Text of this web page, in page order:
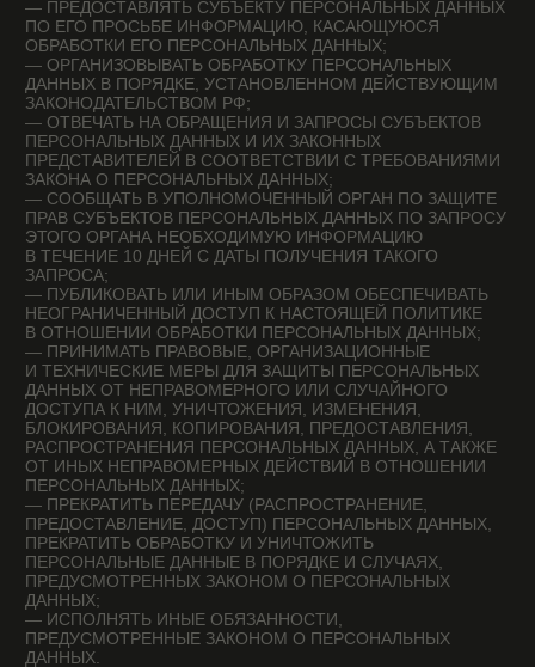
ИЛИ В СУДЕБНОМ ПОРЯДКЕ НЕПРАВОМЕРНЫЕ ДЕЙСТВИЯ
ИЛИ БЕЗДЕЙСТВИЕ ОПЕРАТОРА ПРИ ОБРАБОТКЕ ЕГО
ПЕРСОНАЛЬНЫХ ДАННЫХ;
— НА ОСУЩЕСТВЛЕНИЕ ИНЫХ ПРАВ, ПРЕДУСМОТРЕННЫХ
ЗАКОНОДАТЕЛЬСТВОМ РФ.
4.2. СУБЪЕКТЫ ПЕРСОНАЛЬНЫХ ДАННЫХ ОБЯЗАНЫ:
— ПРЕДОСТАВЛЯТЬ ОПЕРАТОРУ ДОСТОВЕРНЫЕ ДАННЫЕ
О СЕБЕ;
— СООБЩАТЬ ОПЕРАТОРУ ОБ УТОЧНЕНИИ
(ОБНОВЛЕНИИ, ИЗМЕНЕНИИ) СВОИХ ПЕРСОНАЛЬНЫХ
ДАННЫХ.
4.3. ЛИЦА, ПЕРЕДАВШИЕ ОПЕРАТОРУ НЕДОСТОВЕРНЫЕ
СВЕДЕНИЯ О СЕБЕ, ЛИБО СВЕДЕНИЯ О ДРУГОМ
СУБЪЕКТЕ ПЕРСОНАЛЬНЫХ ДАННЫХ БЕЗ СОГЛАСИЯ
ПОСЛЕДНЕГО, НЕСУТ ОТВЕТСТВЕННОСТЬ
В СООТВЕТСТВИИ С ЗАКОНОДАТЕЛЬСТВОМ РФ.
5. ПРИНЦИПЫ ОБРАБОТКИ ПЕРСОНАЛЬНЫХ ДАННЫХ
5.1. ОБРАБОТКА ПЕРСОНАЛЬНЫХ ДАННЫХ
ОСУЩЕСТВЛЯЕТСЯ НА ЗАКОННОЙ И СПРАВЕДЛИВОЙ
ОСНОВЕ.
5.2. ОБРАБОТКА ПЕРСОНАЛЬНЫХ ДАННЫХ
ОГРАНИЧИВАЕТСЯ ДОСТИЖЕНИЕМ КОНКРЕТНЫХ,
ЗАРАНЕЕ ОПРЕДЕЛЕННЫХ И ЗАКОННЫХ ЦЕЛЕЙ.
НЕ ДОПУСКАЕТСЯ ОБРАБОТКА ПЕРСОНАЛЬНЫХ ДАННЫХ,
НЕСОВМЕСТИМАЯ С ЦЕЛЯМИ СБОРА ПЕРСОНАЛЬНЫХ
ДАННЫХ.
5.3. НЕ ДОПУСКАЕТСЯ ОБЪЕДИНЕНИЕ БАЗ ДАННЫХ,
СОДЕРЖАЩИХ ПЕРСОНАЛЬНЫЕ ДАННЫЕ, ОБРАБОТКА
КОТОРЫХ ОСУЩЕСТВЛЯЕТСЯ В ЦЕЛЯХ,
НЕСОВМЕСТИМЫХ МЕЖДУ СОБОЙ.
5.4. ОБРАБОТКЕ ПОДЛЕЖАТ ТОЛЬКО ПЕРСОНАЛЬНЫЕ
ДАННЫЕ, КОТОРЫЕ ОТВЕЧАЮТ ЦЕЛЯМ ИХ ОБРАБОТКИ.
5.5. СОДЕРЖАНИЕ И ОБЪЕМ ОБРАБАТЫВАЕМЫХ
ПЕРСОНАЛЬНЫХ ДАННЫХ СООТВЕТСТВУЮТ
ЗАЯВЛЕННЫМ ЦЕЛЯМ ОБРАБОТКИ. НЕ ДОПУСКАЕТСЯ
ИЗБЫТОЧНОСТЬ ОБРАБАТЫВАЕМЫХ ПЕРСОНАЛЬНЫХ
ДАННЫХ ПО ОТНОШЕНИЮ К ЗАЯВЛЕННЫМ ЦЕЛЯМ
ИХ ОБРАБОТКИ.
5.6. ПРИ ОБРАБОТКЕ ПЕРСОНАЛЬНЫХ ДАННЫХ
ОБЕСПЕЧИВАЕТСЯ ТОЧНОСТЬ ПЕРСОНАЛЬНЫХ ДАННЫХ,
ИХ ДОСТАТОЧНОСТЬ, А В НЕОБХОДИМЫХ СЛУЧАЯХ
И АКТУАЛЬНОСТЬ ПО ОТНОШЕНИЮ К ЦЕЛЯМ ОБРАБОТКИ
ПЕРСОНАЛЬНЫХ ДАННЫХ. ОПЕРАТОР ПРИНИМАЕТ
НЕОБХОДИМЫЕ МЕРЫ И/ИЛИ ОБЕСПЕЧИВАЕТ
ИХ ПРИНЯТИЕ ПО УДАЛЕНИЮ ИЛИ УТОЧНЕНИЮ
НЕПОЛНЫХ ИЛИ НЕТОЧНЫХ ДАННЫХ.